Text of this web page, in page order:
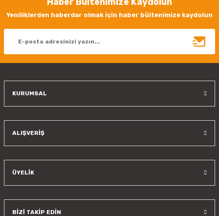
Bu ürüne benzer farklı alternatifler olmalı.
Yeniliklerden haberdar olmak için haber bültenimize kaydolun
KURUMSAL
ALIŞVERİŞ
ÜYELİK
BİZİ TAKİP EDİN